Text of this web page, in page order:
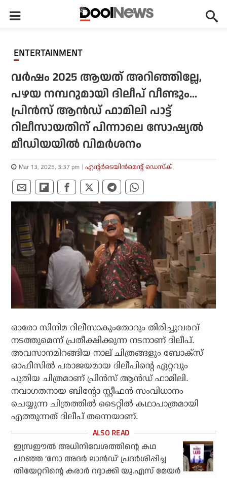
ENTERTAINMENT
വര്‍ഷം 2025 ആയത് അറിഞ്ഞില്ലേ,
പഴയ നമ്പറുമായി ദിലീപ് വീണ്ടും...
പ്രിന്‍സ് ആന്‍ഡ് ഫാമിലി പാട്ട്
റിലീസായതിന് പിന്നാലെ സോഷ്യല്‍
മീഡിയയില്‍ വിമര്‍ശനം
Mar 13, 2025, 3:37 pm എന്റര്‍ടെയിന്‍മെന്റ് ഡെസ്‌ക്
ഓരോ സിനിമ റിലീസാകുംതോറും തിരിച്ചുവരവ്
നടത്തുമെന്ന് പ്രതീക്ഷിക്കുന്ന നടനാണ് ദിലീപ്.
അവസാനമിറങ്ങിയ നാല് ചിത്രങ്ങളും ബോക്‌സ്
ഓഫീസില്‍ പരാജയമായ ദിലീപിന്റെ ഏറ്റവും
പുതിയ ചിത്രമാണ് പ്രിന്‍സ് ആന്‍ഡ് ഫാമിലി.
നവാഗതനായ ബിന്റോ സ്റ്റീഫന്‍ സംവിധാനം
ചെയ്യുന്ന ചിത്രത്തില്‍ ടൈറ്റില്‍ കഥാപാത്രമായി
എത്തുന്നത് ദിലീപ് തന്നെയാണ്.
ഇസ്രഈല്‍ അധിനിവേശത്തിന്റെ കഥ
പറഞ്ഞ ‘നോ അദര്‍ ലാന്‍ഡ്’ പ്രദര്‍ശിപ്പിച്ച
തിയേറ്ററിന്റെ കരാര്‍ റദ്ദാക്കി യു.എസ് മേയര്‍